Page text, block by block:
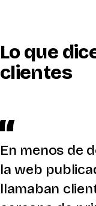
Lo que
clientes
En menos de
la web
llamaban